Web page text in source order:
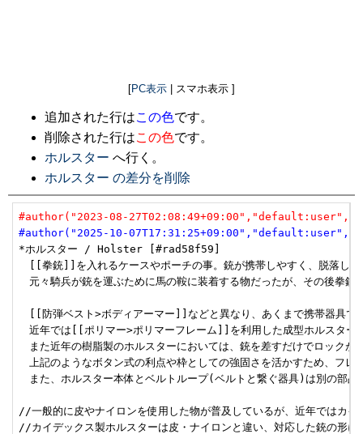
[PC表示 | スマホ表示 ]
追加された行はこの色です。
削除された行はこの色です。
ホルスター へ行く。
ホルスター の差分を削除
#author("2023-08-
#author("2025-10-
*ホルスター / Holster [#rad58f59]
[[拳銃]]を入れるケースやポーチの事。銃が携帯しやすく、脱落した
元々騎兵が銃を運ぶために馬の鞍に装着する物だったが、その後拳銃
[[防弾ベスト>ボディアーマー]]などと異なり、あくまで携帯器具で
近年では[[ポリマー>ポリマーフレーム]]を利用した成型ホルスターも
また近年の樹脂製のホルスターにおいては、銃を差すだけでロックが
上記のようなボタン式の利点や枠としての強固さを活かすため、フレ
また、ホルスター本体とベルトループ(ベルトと繋ぐ器具)は別の部品
//一般的に皮やナイロンを使用した物が普及しているが、近年ではカ
//カイデックス製ホルスターは皮・ナイロンと違い、対応した銃の形